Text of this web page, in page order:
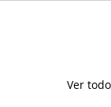
Ver todo